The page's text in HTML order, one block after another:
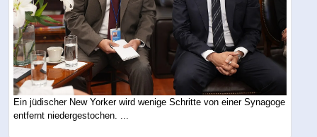
Ein jüdischer New Yorker wird wenige Schritte von einer Synagoge
entfernt niedergestochen. ...